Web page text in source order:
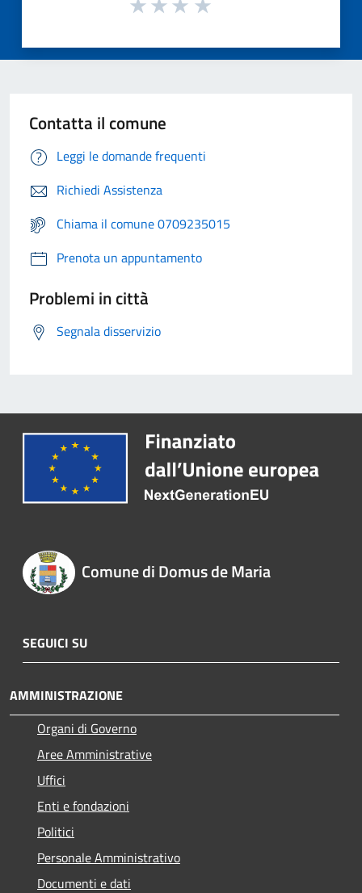
Contatta il comune
Leggi le domande frequenti
Richiedi Assistenza
Chiama il comune 0709235015
Prenota un appuntamento
Problemi in città
Segnala disservizio
Comune di Domus de Maria
SEGUICI SU
AMMINISTRAZIONE
Organi di Governo
Aree Amministrative
Uffici
Enti e fondazioni
Politici
Personale Amministrativo
Documenti e dati